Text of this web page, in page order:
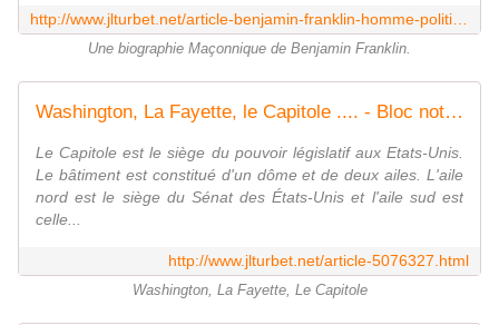
Une biographie Maçonnique de Benjamin Franklin.
Washington, La Fayette, le Capitole .... - Bloc notes de Jean-Laurent, sur la Franc-Maçonnerie et les Spiritualités. Blog maçonnique et spirituel francophone. Initiation, parcours et découverte.
Le Capitole est le siège du pouvoir législatif aux Etats-Unis.
Le bâtiment est constitué d'un dôme et de deux ailes. L'aile
nord est le siège du Sénat des États-Unis et l'aile sud est
celle...
http://www.jlturbet.net/article-5076327.html
Washington, La Fayette, Le Capitole